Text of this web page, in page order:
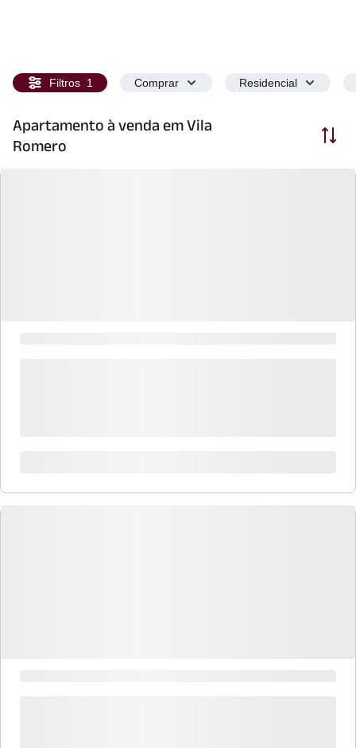
Filtros 1 Comprar Residencial
Apartamento à venda em Vila
Romero
Ordenar